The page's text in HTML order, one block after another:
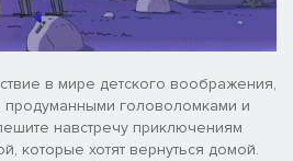
в мире детского воображения,
головоломками и
навстречу приключениям
которые хотят вернуться домой.